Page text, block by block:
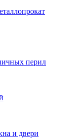
перил
и двери